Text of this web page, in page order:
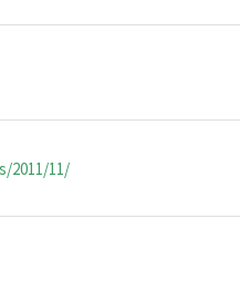
2011/11/